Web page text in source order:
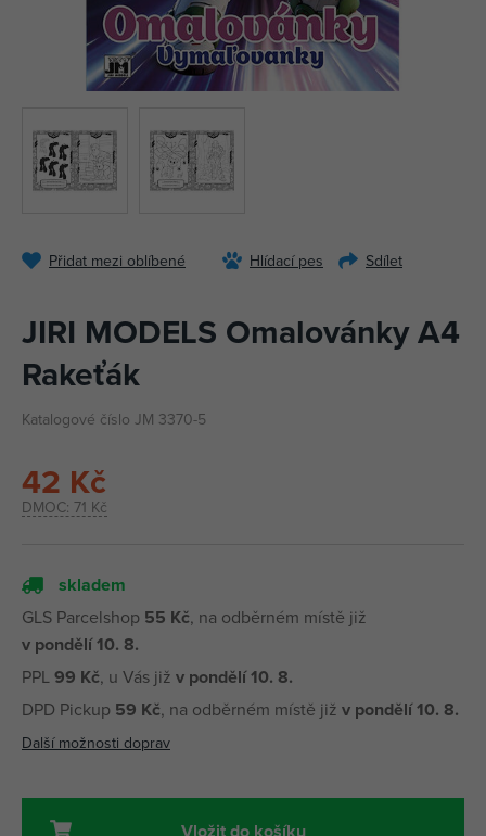
Přidat mezi oblíbené Hlídací pes Sdílet
JIRI MODELS Omalovánky A4
Rakeťák
Katalogové číslo JM 3370-5
DMOC: 71 Kč
42 Kč
skladem
GLS Parcelshop 55 Kč, na odběrném místě již
v pondělí 10. 8.
PPL99 Kč, u Vás již v pondělí 10. 8.
DPD Pickup 59 Kč, na odběrném místě již v pondělí 10. 8.
Další možnosti doprav
Vložit do košíku